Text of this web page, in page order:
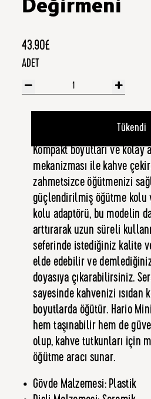
Değirmeni
43.90£
ADET
Tükendi
Kompakt boyutları ve kolay
mekanizması ile kahve
zahmetsizce öğütmenizi
güçlendirilmiş öğütme kolu
kolu adaptörü, bu modelin
arttırarak uzun süreli
seferinde istediğiniz kalite
elde edebilir ve
doyasıya çıkarabilirsiniz.
sayesinde kahvenizi ısıdan
boyutlarda öğütür. Hario
hem taşınabilir hem de
olup, kahve tutkunları için
öğütme aracı sunar.
Gövde Malzemesi: Plastik